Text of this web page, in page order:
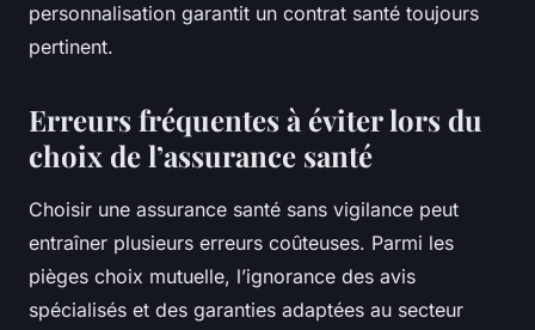
personnalisation garantit un contrat santé toujours
pertinent.
Erreurs fréquentes à éviter lors du
choix de l’assurance santé
Choisir une assurance santé sans vigilance peut
entraîner plusieurs erreurs coûteuses. Parmi les
pièges choix mutuelle, l’ignorance des avis
spécialisés et des garanties adaptées au secteur